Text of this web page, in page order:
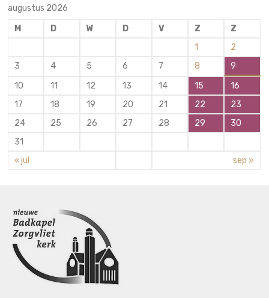
augustus 2026
M
D W D V Z
Z
1
2
3
4 5 6 7 8
9
10
11 12 13 14 15
16
17
18 19 20 21 22
23
24
25 26 27 28 29
30
31
« jul
sep »